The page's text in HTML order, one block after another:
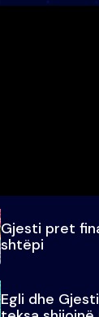
Gjesti pret
shtëpi
Egli dhe